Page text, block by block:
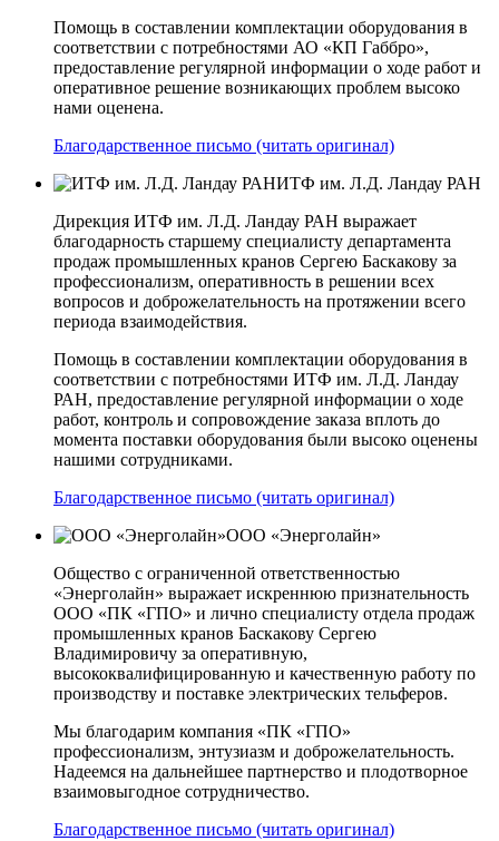
Помощь в составлении комплектации оборудования в
соответствии с потребностями АО «КП­ Габбро»,
предоставление регулярной информации о ходе работ и
оперативное решение возникающих проблем высоко
нами оценена.
Благодарственное письмо (читать оригинал)
ИТФ им. Л.Д. Ландау РАН
Дирекция ИТФ им. Л.Д. Ландау РАН выражает
благодарность старшему специалисту департамента
продаж промышленных кранов Сергею Баскакову за
профессионализм, оперативность в решении всех
вопросов и доброжелательность на протяжении всего
периода взаимодействия.
Помощь в составлении комплектации оборудования в
соответствии с потребностями ИТФ им. Л.Д. Ландау
РАН, предоставление регулярной информации о ходе
работ, контроль и сопровождение заказа вплоть до
момента поставки оборудования были высоко оценены
нашими сотрудниками.
Благодарственное письмо (читать оригинал)
ООО «Энерголайн»
Общество с ограниченной ответственностью
«Энерголайн» выражает искреннюю признательность
ООО «ПК «ГПО» и лично специалисту отдела продаж
промышленных кранов Баскакову Сергею
Владимировичу за оперативную,
высококвалифицированную и качественную работу по
производству и поставке электрических тельферов.
Мы благодарим компания «ПК «ГПО»
профессионализм, энтузиазм и доброжелательность.
Надеемся на дальнейшее партнерство и плодотворное
взаимовыгодное сотрудничество.
Благодарственное письмо (читать оригинал)